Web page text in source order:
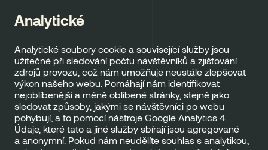
Analytické
Analytické soubory cookie a související služby jsou
užitečné při sledování počtu návštěvníků a zjišťování
zdrojů provozu, což nám umožňuje neustále zlepšovat
výkon našeho webu. Pomáhají nám identifikovat
nejoblíbenější a méně oblíbené stránky, stejně jako
sledovat způsoby, jakými se návštěvníci po webu
pohybují, a to pomocí nástroje Google Analytics 4.
Údaje, které tato a jiné služby sbírají jsou agregované
a anonymní. Pokud nám neudělíte souhlas s analytikou,